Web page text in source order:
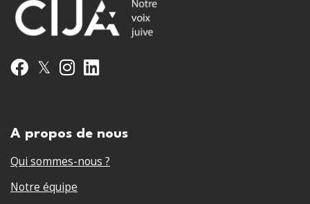
Facebook
𝕏 Instagram
A propos de nous
Qui sommes-nous ?
Notre équipe